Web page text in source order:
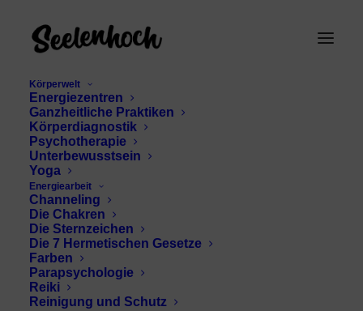
Körperwelt
Energiezentren
Ganzheitliche Praktiken
Körperdiagnostik
Psychotherapie
Unterbewusstsein
Yoga
Energiearbeit
Channeling
Die Chakren
Die Sternzeichen
Die 7 Hermetischen Gesetze
Farben
Parapsychologie
Reiki
Reinigung und Schutz
Schumann Resonanz
Physiologie